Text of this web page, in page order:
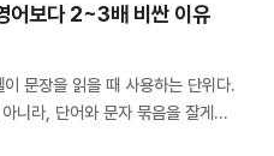
어보다 2~3배 비싼 이유
문장을 읽을 때 사용하는 단위다.
니라, 단어와 문자 묶음을 잘게
배 더 많은 토큰을 쓰는 경우가